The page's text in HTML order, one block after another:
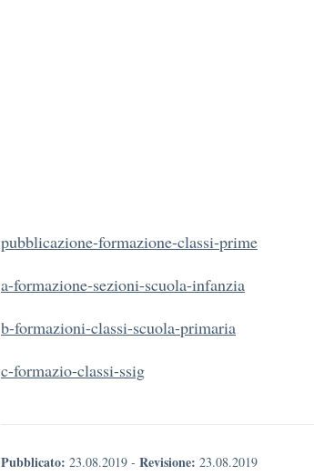
pubblicazione-formazione-classi-prime
a-formazione-sezioni-scuola-infanzia
b-formazioni-classi-scuola-primaria
c-formazio-classi-ssig
Pubblicato: 23.08.2019 - Revisione: 23.08.2019